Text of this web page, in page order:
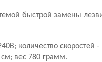
быстрой замены
количество
вес 780 грамм.